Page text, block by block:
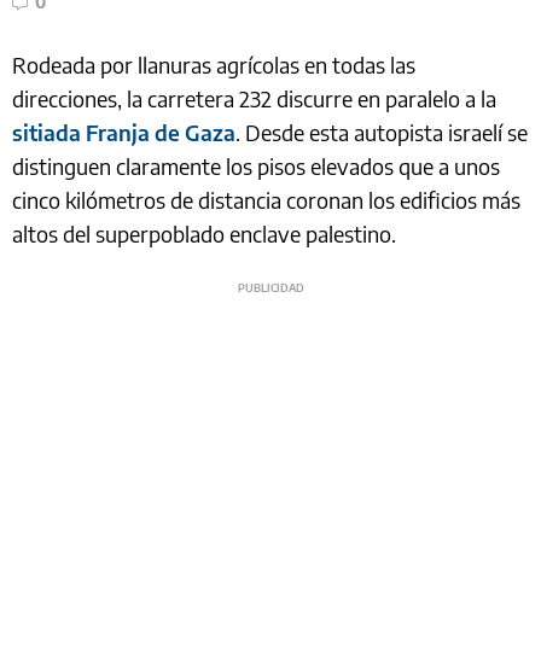
Rodeada por llanuras agrícolas en todas las
direcciones, la carretera 232 discurre en paralelo a la
sitiada Franja de Gaza. Desde esta autopista israelí se
distinguen claramente los pisos elevados que a unos
cinco kilómetros de distancia coronan los edificios más
altos del superpoblado enclave palestino.